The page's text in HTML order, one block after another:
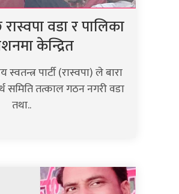
वडा र पालिका
केन्द्रित
स्वतन्त्र पार्टी (रास्वपा) ले बारा
समिति तत्काल गठन नगरी वडा
तथा..